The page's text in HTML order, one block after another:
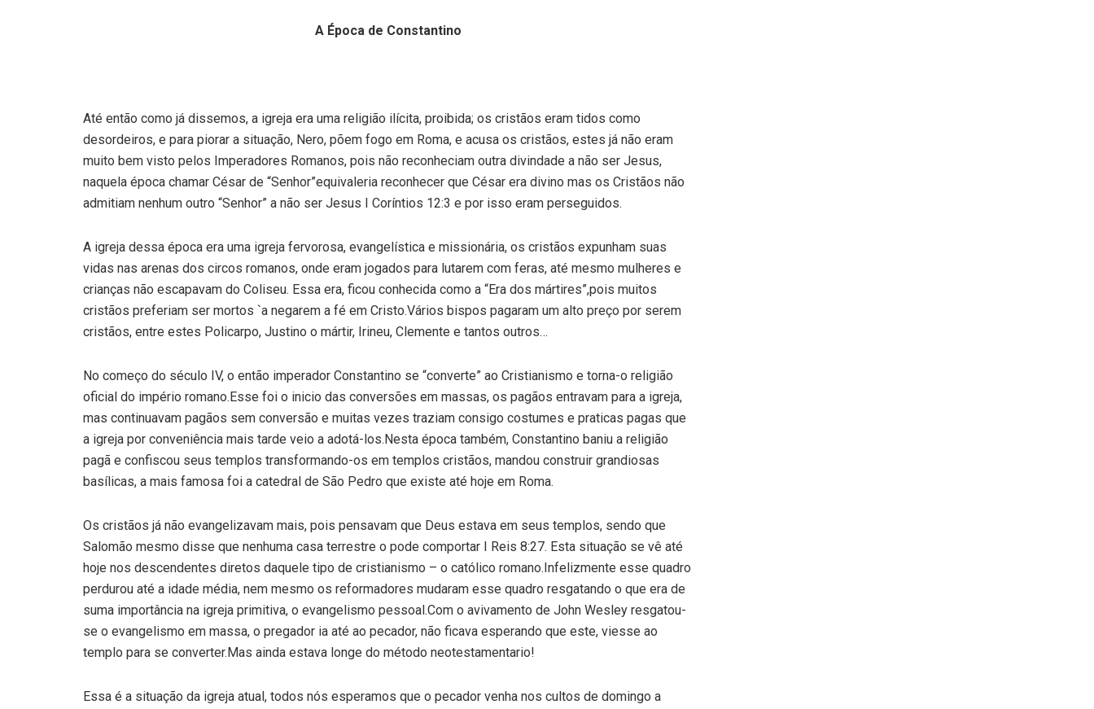
A Época de Constantino
Até então como já dissemos, a igreja era uma religião ilícita, proibida; os cristãos eram tidos como
desordeiros, e para piorar a situação, Nero, põem fogo em Roma, e acusa os cristãos, estes já não eram
muito bem visto pelos Imperadores Romanos, pois não reconheciam outra divindade a não ser Jesus,
naquela época chamar César de “Senhor”equivaleria reconhecer que César era divino mas os Cristãos não
admitiam nenhum outro “Senhor” a não ser Jesus I Coríntios 12:3 e por isso eram perseguidos.
A igreja dessa época era uma igreja fervorosa, evangelística e missionária, os cristãos expunham suas
vidas nas arenas dos circos romanos, onde eram jogados para lutarem com feras, até mesmo mulheres e
crianças não escapavam do Coliseu. Essa era, ficou conhecida como a “Era dos mártires”,pois muitos
cristãos preferiam ser mortos `a negarem a fé em Cristo.Vários bispos pagaram um alto preço por serem
cristãos, entre estes Policarpo, Justino o mártir, Irineu, Clemente e tantos outros…
No começo do século IV, o então imperador Constantino se “converte” ao Cristianismo e torna-o religião
oficial do império romano.Esse foi o inicio das conversões em massas, os pagãos entravam para a igreja,
mas continuavam pagãos sem conversão e muitas vezes traziam consigo costumes e praticas pagas que
a igreja por conveniência mais tarde veio a adotá-los.Nesta época também, Constantino baniu a religião
pagã e confiscou seus templos transformando-os em templos cristãos, mandou construir grandiosas
basílicas, a mais famosa foi a catedral de São Pedro que existe até hoje em Roma.
Os cristãos já não evangelizavam mais, pois pensavam que Deus estava em seus templos, sendo que
Salomão mesmo disse que nenhuma casa terrestre o pode comportar I Reis 8:27. Esta situação se vê até
hoje nos descendentes diretos daquele tipo de cristianismo – o católico romano.Infelizmente esse quadro
perdurou até a idade média, nem mesmo os reformadores mudaram esse quadro resgatando o que era de
suma importância na igreja primitiva, o evangelismo pessoal.Com o avivamento de John Wesley resgatou-
se o evangelismo em massa, o pregador ia até ao pecador, não ficava esperando que este, viesse ao
templo para se converter.Mas ainda estava longe do método neotestamentario!
Essa é a situação da igreja atual, todos nós esperamos que o pecador venha nos cultos de domingo a